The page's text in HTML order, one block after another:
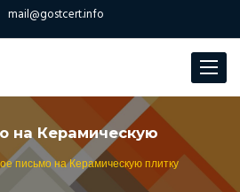
mail@gostcert.info
Toggle
на Керамическую
письмо на Керамическую плитку